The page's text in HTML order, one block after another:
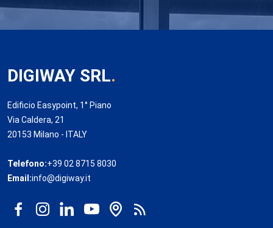
DIGIWAY SRL.
Edificio Easypoint, 1° Piano
Via Caldera, 21
20153 Milano - ITALY
Telefono:+39 02 8715 8030
Email:info@digiway.it